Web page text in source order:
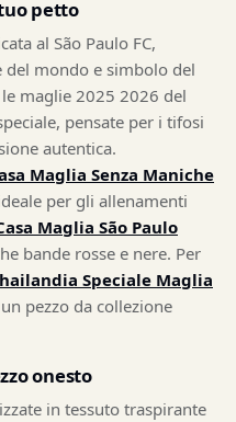
petto
al São Paulo FC,
mondo e simbolo del
maglie 2025 2026 del
pensate per i tifosi
autentica.
Maglia Senza Maniche
per gli allenamenti
Maglia São Paulo
bande rosse e nere. Per
Speciale Maglia
pezzo da collezione
onesto
in tessuto traspirante